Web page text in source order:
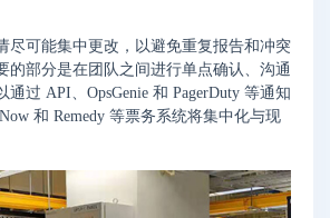
尽可能集中更改，以避免重复报告和冲突
的部分是在团队之间进行单点确认、沟通
过 API、OpsGenie 和 PagerDuty 等通知
和 Remedy 等票务系统将集中化与现